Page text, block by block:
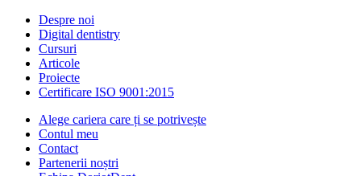
Despre noi
Digital dentistry
Cursuri
Articole
Proiecte
Certificare ISO 9001:2015
Alege cariera care ți se potrivește
Contul meu
Contact
Partenerii noștri